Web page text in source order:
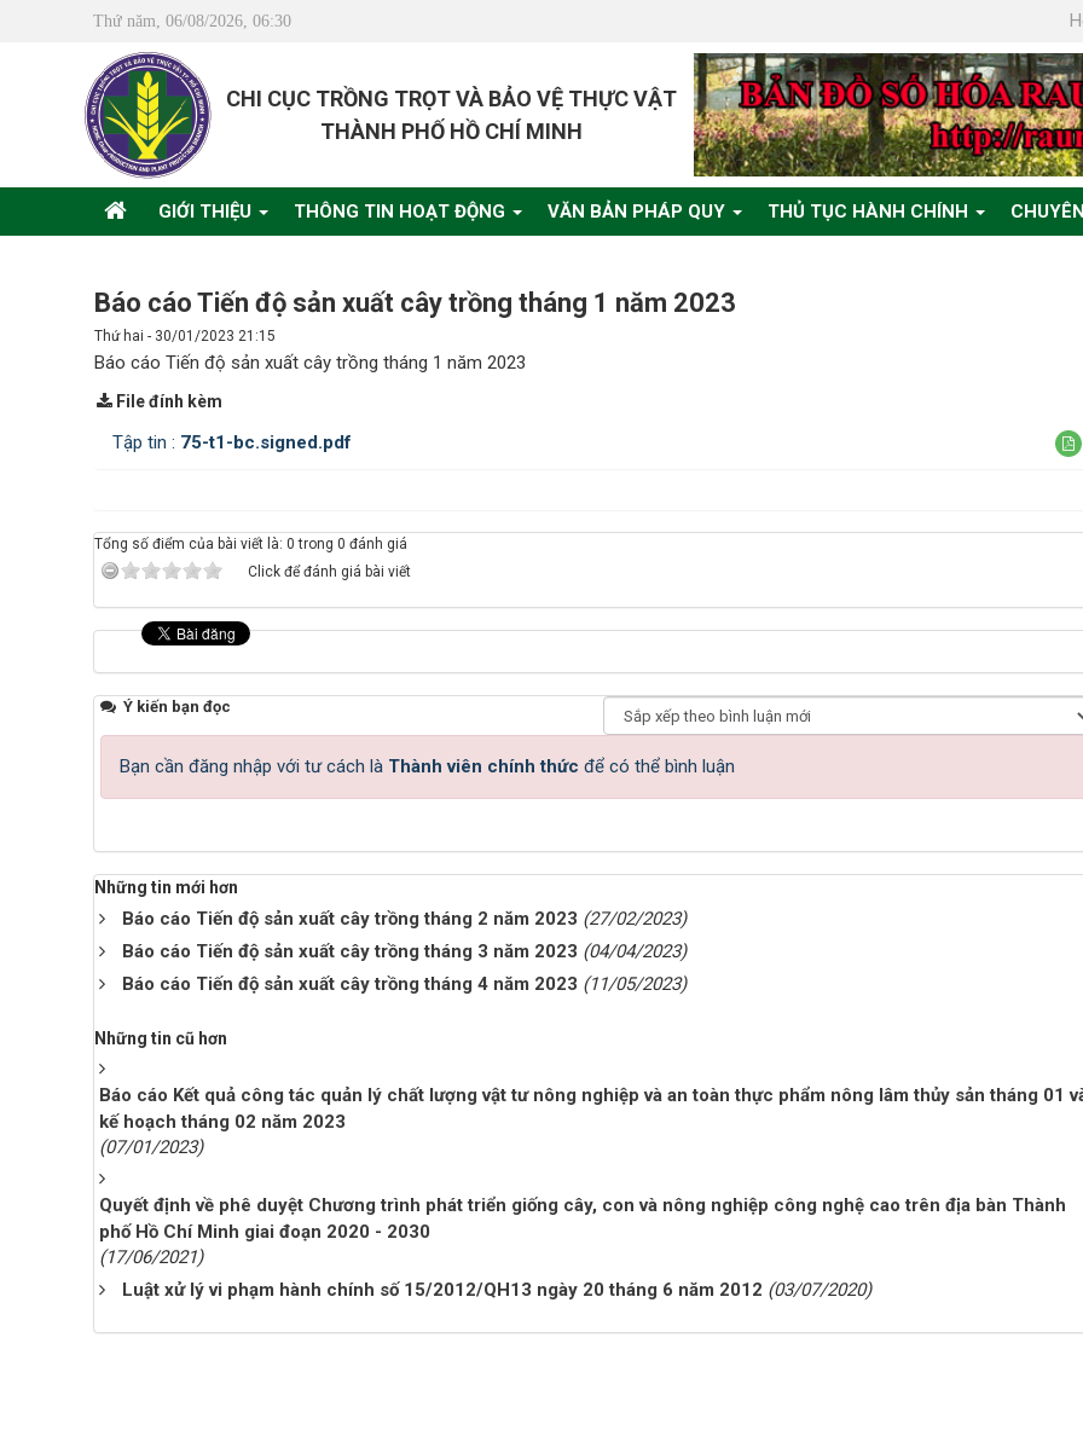
Thứ năm, 06/08/2026, 06:30
CHI CỤC TRỒNG TRỌT VÀ BẢO VỆ THỰC VẬT
THÀNH PHỐ HỒ CHÍ MINH
GIỚI THIỆU THÔNG TIN HOẠT ĐỘNG VĂN BẢN PHÁP QUY THỦ TỤC HÀNH CHÍNH
Báo cáo Tiến độ sản xuất cây trồng tháng 1 năm 2023
Thứ hai - 30/01/2023 21:15
Báo cáo Tiến độ sản xuất cây trồng tháng 1 năm 2023
File đính kèm
Tập tin : 75-t1-bc.signed.pdf
Tổng số điểm của bài viết là: 0 trong 0 đánh giá
Click để đánh giá bài viết
Ý kiến bạn đọc
Bạn cần đăng nhập với tư cách là Thành viên chính thức để có thể bình luận
Những tin mới hơn
Báo cáo Tiến độ sản xuất cây trồng tháng 2 năm 2023 (27/02/2023)
Báo cáo Tiến độ sản xuất cây trồng tháng 3 năm 2023 (04/04/2023)
Báo cáo Tiến độ sản xuất cây trồng tháng 4 năm 2023 (11/05/2023)
Những tin cũ hơn
Báo cáo Kết quả công tác quản lý chất lượng vật tư nông nghiệp và an toàn thực phẩm nông lâm thủy sản tháng 01
kế hoạch tháng 02 năm 2023
(07/01/2023)
Quyết định về phê duyệt Chương trình phát triển giống cây, con và nông nghiệp công nghệ cao trên địa bàn Thành
phố Hồ Chí Minh giai đoạn 2020 - 2030
(17/06/2021)
Luật xử lý vi phạm hành chính số 15/2012/QH13 ngày 20 tháng 6 năm 2012 (03/07/2020)